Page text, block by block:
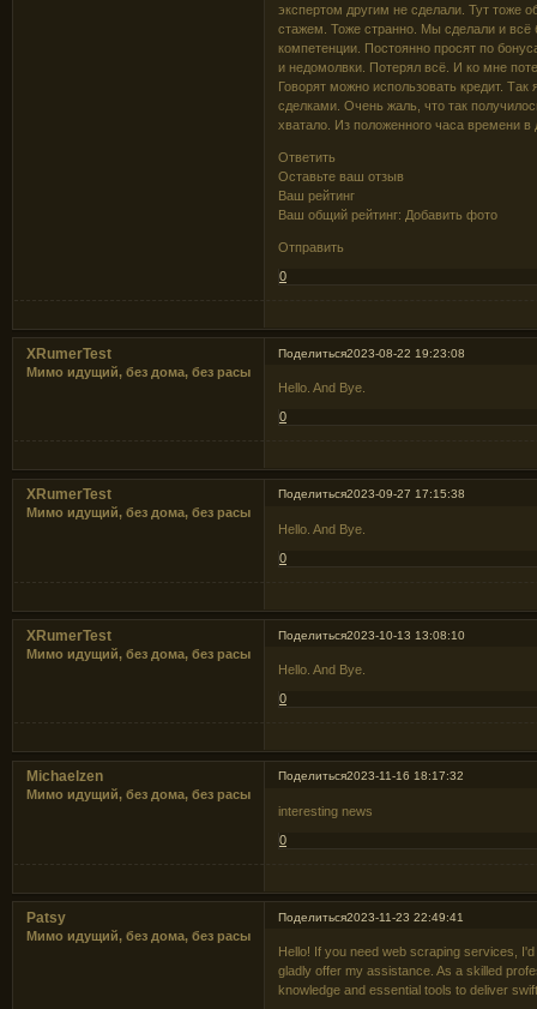
экспертом другим не сделали. Тут тоже
стажем. Тоже странно. Мы сделали и
компетенции. Постоянно просят по
и недомолвки. Потерял всё. И ко мне
Говорят можно использовать кредит.
сделками. Очень жаль, что так
хватало. Из положенного часа времени
Ответить
Оставьте ваш отзыв
Ваш рейтинг
Ваш общий рейтинг: Добавить фото
Отправить
0
Поделиться2023-08-22 19:23:08
XRumerTest
Мимо идущий, без дома, без расы
Hello. And Bye.
0
Поделиться2023-09-27 17:15:38
XRumerTest
Мимо идущий, без дома, без расы
Hello. And Bye.
0
Поделиться2023-10-13 13:08:10
XRumerTest
Мимо идущий, без дома, без расы
Hello. And Bye.
0
Поделиться2023-11-16 18:17:32
Michaelzen
Мимо идущий, без дома, без расы
interesting news
0
Поделиться2023-11-23 22:49:41
Patsy
Мимо идущий, без дома, без расы
Hello! If you need web scraping services, I'd
gladly offer my assistance. As a skilled
knowledge and essential tools to deliver